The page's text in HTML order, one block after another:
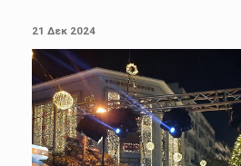
21 Δεκ 2024